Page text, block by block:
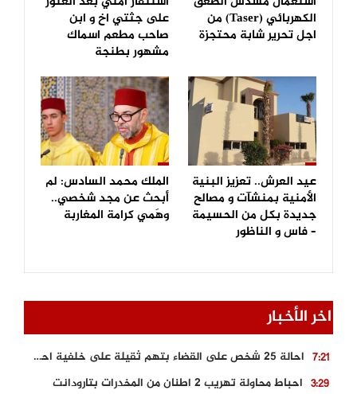
الكهربائي (Taser) من
اجل تحرير شابة محتجزة
على جثتي اخ و ابن
صاحب مطعم اسماك
مشهور بطنجة
عيد العرش.. تعزيز البنية
الأمنية بمنشآت و مصالح
جديدة بكل من الحسيمة
– فاس و الناظور
الملك محمد السادس: لم
أبحث عن مجد شخصي..
وهَمي كرامة المغاربة
اخر الأخبار
7:21
احالة 25 شخص على القضاء بتهم ثقيلة على خلفية احداث المناطق الشمالية
3:29 احباط محاولة تهريب 2 اطنان من المخدرات بتارودانت